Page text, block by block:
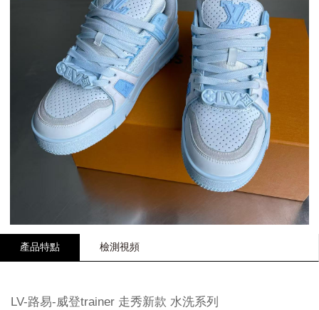
產品特點 檢測視頻
LV-路易-威登trainer 走秀新款 水洗系列